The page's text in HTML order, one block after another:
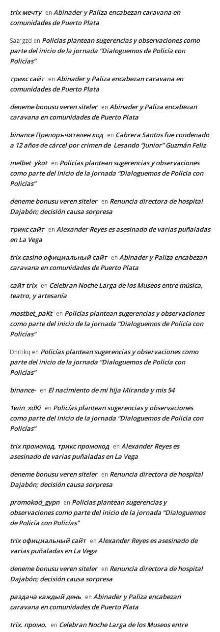
trix мечту en Abinader y Paliza encabezan caravana en
comunidades de Puerto Plata
Sazrgzd en Policías plantean sugerencias y observaciones como
parte del inicio de la jornada “Dialoguemos de Policía con
Policías”
трикс сайт en Abinader y Paliza encabezan caravana en
comunidades de Puerto Plata
deneme bonusu veren siteler en Abinader y Paliza encabezan
caravana en comunidades de Puerto Plata
binance Препоръчителен код en Cabrera Santos fue condenado
a 12 años de cárcel por crimen de Lesando “Junior” Guzmán Feliz
melbet_ykot en Policías plantean sugerencias y observaciones
como parte del inicio de la jornada “Dialoguemos de Policía con
Policías”
deneme bonusu veren siteler en Renuncia directora de hospital
Dajabón; decisión causa sorpresa
трикс сайт en Alexander Reyes es asesinado de varias puñaladas
en La Vega
trix casino официальный сайт en Abinader y Paliza encabezan
caravana en comunidades de Puerto Plata
сайт trix en Celebran Noche Larga de los Museos entre música,
teatro, y artesanía
mostbet_paKt en Policías plantean sugerencias y observaciones
como parte del inicio de la jornada “Dialoguemos de Policía con
Policías”
Dnrtikq en Policías plantean sugerencias y observaciones como
parte del inicio de la jornada “Dialoguemos de Policía con
Policías”
binance- en El nacimiento de mi hija Miranda y mis 54
1win_xdKi en Policías plantean sugerencias y observaciones
como parte del inicio de la jornada “Dialoguemos de Policía con
Policías”
trix промокод, трикс промокод en Alexander Reyes es
asesinado de varias puñaladas en La Vega
deneme bonusu veren siteler en Renuncia directora de hospital
Dajabón; decisión causa sorpresa
promokod_gypn en Policías plantean sugerencias y
observaciones como parte del inicio de la jornada “Dialoguemos
de Policía con Policías”
trix официальный сайт en Alexander Reyes es asesinado de
varias puñaladas en La Vega
deneme bonusu veren siteler en Renuncia directora de hospital
Dajabón; decisión causa sorpresa
раздача каждый день en Abinader y Paliza encabezan
caravana en comunidades de Puerto Plata
trix. промо. en Celebran Noche Larga de los Museos entre